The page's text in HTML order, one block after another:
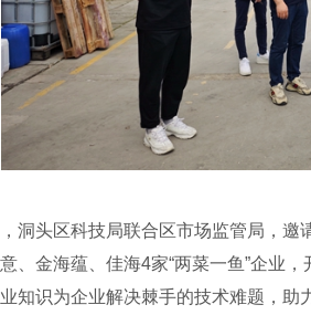
头区科技局联合区市场监管局，邀
、金海蕴、佳海4家“两菜一鱼”企业
知识为企业解决棘手的技术难题，助